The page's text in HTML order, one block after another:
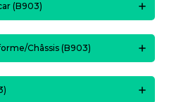
(B903)
Châssis (B903)